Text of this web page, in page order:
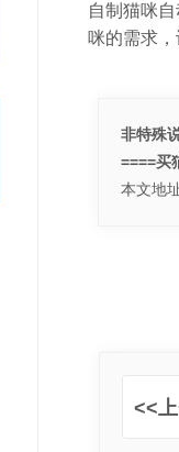
自制猫咪
咪的需求，
非特殊
====买
本文地
<<